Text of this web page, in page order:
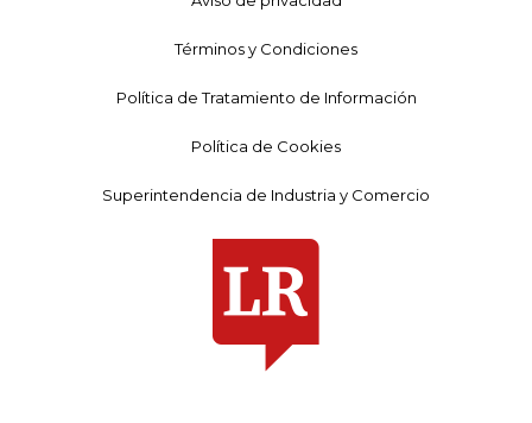
Términos y Condiciones
Política de Tratamiento de Información
Política de Cookies
Superintendencia de Industria y Comercio